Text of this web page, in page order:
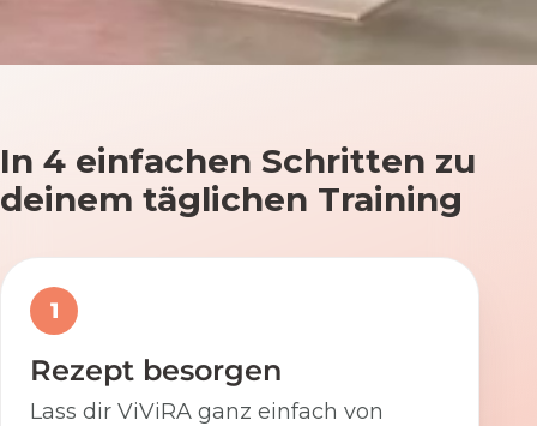
In 4 einfachen Schritten zu
deinem täglichen Training
1
Rezept besorgen
Lass dir ViViRA ganz einfach von